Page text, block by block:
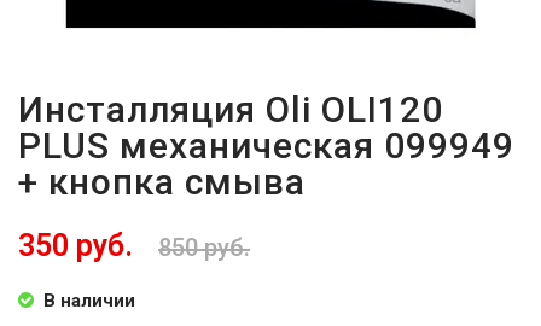
Инсталляция Oli OLI120
PLUS механическая 099949
+ кнопка смыва
350 руб. 850 руб.
В наличии